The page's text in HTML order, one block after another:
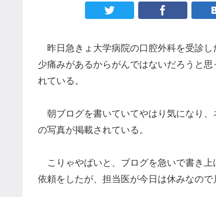
昨日急きょ大学病院の口腔外科を受診し
少痛みがあるからがんではないだろうと
れている。
朝ブログを書いていてやはり気になり、
の写真が掲載されている。
こりゃやばいと、ブログを急いで書き
依頼をしたが、担当医が今日は休みなので